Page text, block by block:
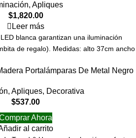
, Apliques
$1,820.00
Leer más
blanca garantizan una iluminación
de regalo). Medidas: alto 37cm ancho
Portalámparas De Metal Negro
, Apliques, Decorativa
$537.00
Ahora
al carrito